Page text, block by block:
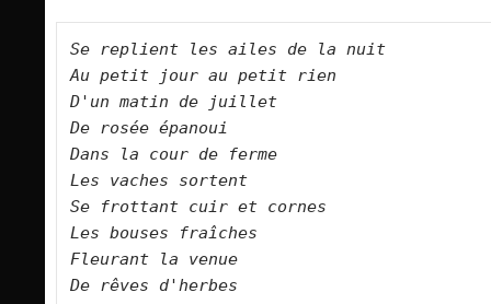
Se replient les ailes de la nuit
Au petit jour au petit rien
D'un matin de juillet
De rosée épanoui
Dans la cour de ferme
Les vaches sortent
Se frottant cuir et cornes
Les bouses fraîches
Fleurant la venue
De rêves d'herbes